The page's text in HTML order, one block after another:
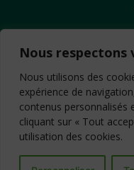
Nous respectons
Nous utilisons des
expérience de
contenus personnalisés
cliquant sur « Tout
utilisation des cookies.
Création Site
Copyright